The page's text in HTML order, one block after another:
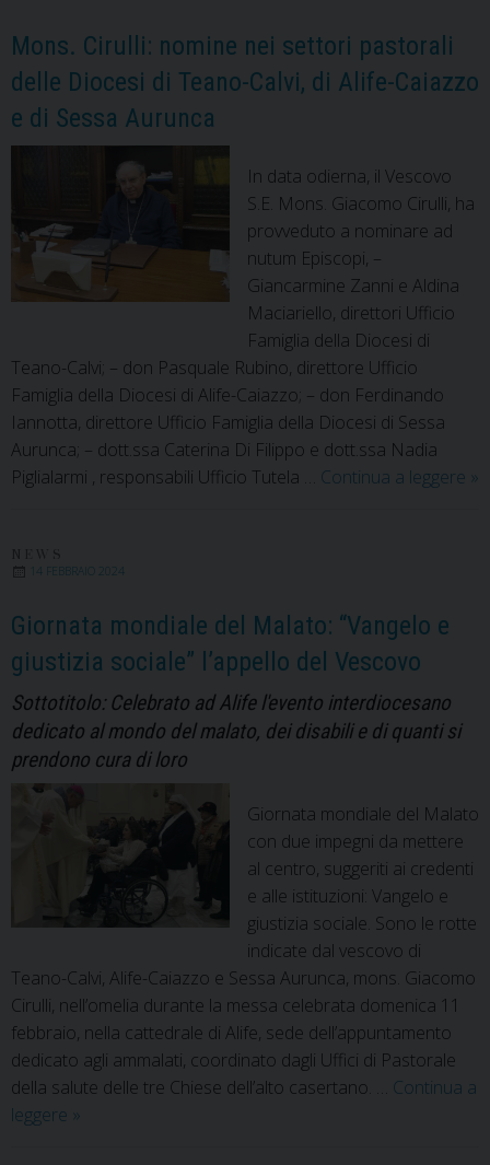
pellegrinaggio
per
la
Casa
Comune
Mons. Cirulli: nomine nei settori pastorali
delle Diocesi di Teano-Calvi, di Alife-Caiazzo
e di Sessa Aurunca
In data odierna, il Vescovo
S.E. Mons. Giacomo Cirulli, ha
provveduto a nominare ad
nutum Episcopi, –
Giancarmine Zanni e Aldina
Maciariello, direttori Ufficio
Famiglia della Diocesi di
Teano-Calvi; – don Pasquale Rubino, direttore Ufficio
Famiglia della Diocesi di Alife-Caiazzo; – don Ferdinando
Iannotta, direttore Ufficio Famiglia della Diocesi di Sessa
Aurunca; – dott.ssa Caterina Di Filippo e dott.ssa Nadia
Piglialarmi , responsabili Ufficio Tutela … Continua a leggere »
14 FEBBRAIO 2024
Giornata mondiale del Malato: “Vangelo e
giustizia sociale” l’appello del Vescovo
Sottotitolo: Celebrato ad Alife l'evento interdiocesano
dedicato al mondo del malato, dei disabili e di quanti si
prendono cura di loro
Giornata mondiale del Malato
con due impegni da mettere
al centro, suggeriti ai credenti
e alle istituzioni: Vangelo e
giustizia sociale. Sono le rotte
indicate dal vescovo di
Teano-Calvi, Alife-Caiazzo e Sessa Aurunca, mons. Giacomo
Cirulli, nell’omelia durante la messa celebrata domenica 11
febbraio, nella cattedrale di Alife, sede dell’appuntamento
dedicato agli ammalati, coordinato dagli Uffici di Pastorale
della salute delle tre Chiese dell’alto casertano. … Continua a
leggere Giornata
»